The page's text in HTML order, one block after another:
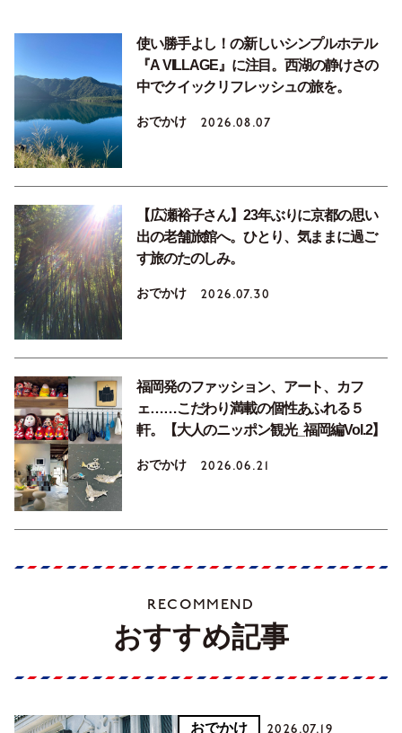
使い勝手よし！の新しいシンプルホテル
『A VILLAGE』に注目。西湖の静けさの
中でクイックリフレッシュの旅を。
おでかけ 2026.08.07
【広瀬裕子さん】23年ぶりに京都の思い
出の老舗旅館へ。ひとり、気ままに過ご
す旅のたのしみ。
おでかけ 2026.07.30
福岡発のファッション、アート、カフ
ェ……こだわり満載の個性あふれる５
軒。【大人のニッポン観光_福岡編Vol.2】
おでかけ 2026.06.21
RECOMMEND
おすすめ記事
おでかけ 2026.07.19